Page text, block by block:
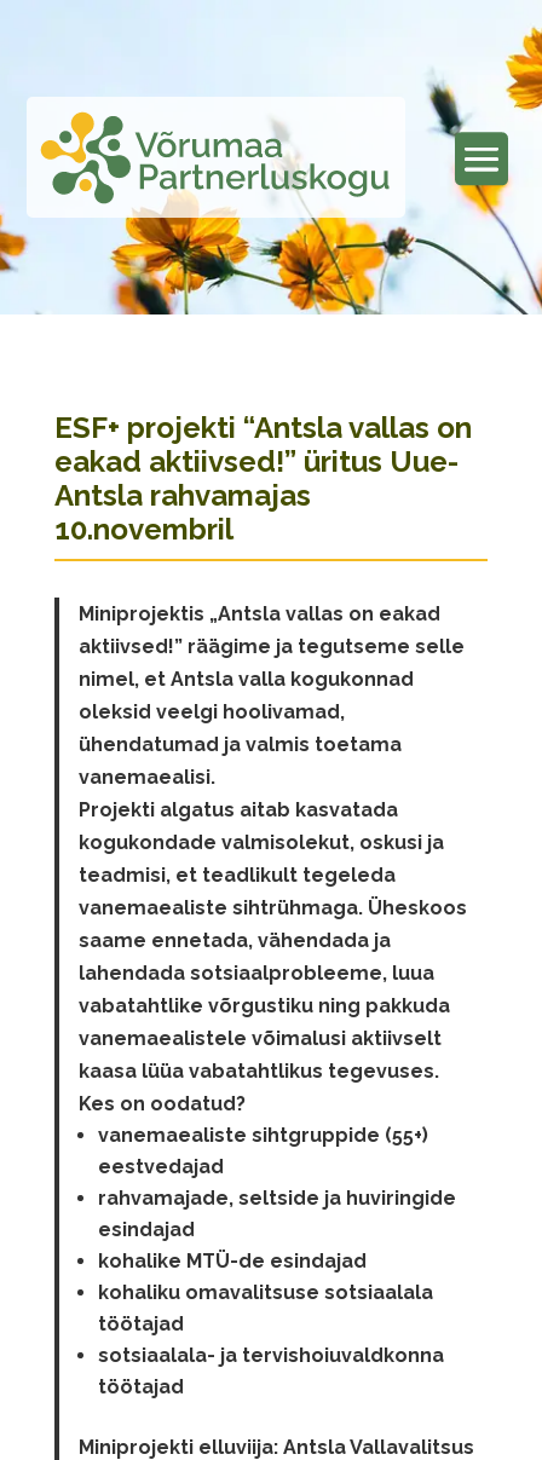
ESF+ projekti “Antsla vallas on
eakad aktiivsed!” üritus Uue-
Antsla rahvamajas
10.novembril
Miniprojektis „Antsla vallas on eakad
aktiivsed!” räägime ja tegutseme selle
nimel, et Antsla valla kogukonnad
oleksid veelgi hoolivamad,
ühendatumad ja valmis toetama
vanemaealisi.
Projekti algatus aitab kasvatada
kogukondade valmisolekut, oskusi ja
teadmisi, et teadlikult tegeleda
vanemaealiste sihtrühmaga. Üheskoos
saame ennetada, vähendada ja
lahendada sotsiaalprobleeme, luua
vabatahtlike võrgustiku ning pakkuda
vanemaealistele võimalusi aktiivselt
kaasa lüüa vabatahtlikus tegevuses.
Kes on oodatud?
vanemaealiste sihtgruppide (55+)
eestvedajad
rahvamajade, seltside ja huviringide
esindajad
kohalike MTÜ-de esindajad
kohaliku omavalitsuse sotsiaalala
töötajad
sotsiaalala- ja tervishoiuvaldkonna
töötajad
Miniprojekti elluviija: Antsla Vallavalitsus